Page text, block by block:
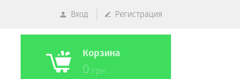
Вход Регистрация
Корзина
0 грн